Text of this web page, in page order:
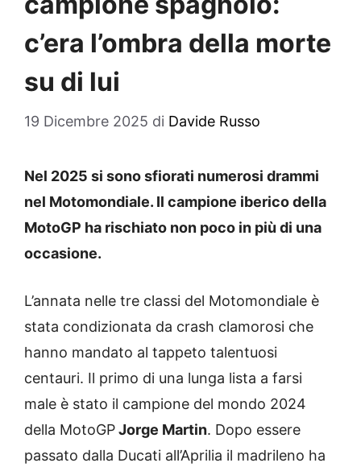
c’era l’ombra della morte
su di lui
19 Dicembre 2025 di Davide Russo
Nel 2025 si sono sfiorati numerosi drammi
nel Motomondiale. Il campione iberico della
MotoGP ha rischiato non poco in più di una
occasione.
L’annata nelle tre classi del Motomondiale è
stata condizionata da crash clamorosi che
hanno mandato al tappeto talentuosi
centauri. Il primo di una lunga lista a farsi
male è stato il campione del mondo 2024
della MotoGPJorge Martin. Dopo essere
passato dalla Ducati all’Aprilia il madrileno ha